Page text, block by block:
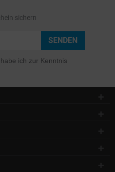
sichern
SENDEN
habe ich zur Kenntnis